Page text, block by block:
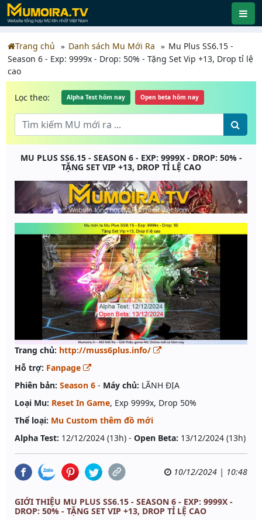
Trang chủ Danh sách Mu Mới Ra
Mu Plus SS6.15 -
Season 6 - Exp: 9999x - Drop: 50% - Tặng Set Vip +13, Drop tỉ lệ
cao
Lọc theo: Alpha Test hôm nay Open beta hôm nay
MU PLUS SS6.15 - SEASON 6 - EXP: 9999X - DROP: 50% -
TẶNG SET VIP +13, DROP TỈ LỆ CAO
Trang chủ: http://muss6plus.info/
Hỗ trợ: Fanpage
Phiên bản: Season 6 - Máy chủ: LÃNH ĐỊA
Loại Mu: Reset In Game, Exp 9999x, Drop 50%
Thể loại: Mu Custom thêm đồ mới
Alpha Test: 12/12/2024 (13h) - Open Beta: 13/12/2024 (13h)
10/12/2024 | 10:48
GIỚI THIỆU MU PLUS SS6.15 - SEASON 6 - EXP: 9999X -
DROP: 50% - TẶNG SET VIP +13, DROP TỈ LỆ CAO